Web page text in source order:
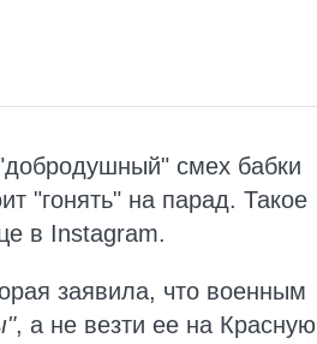
смех бабки
"гонять" на парад. Такое
в Instagram.
заявила, что военным
, а не везти ее на Красную